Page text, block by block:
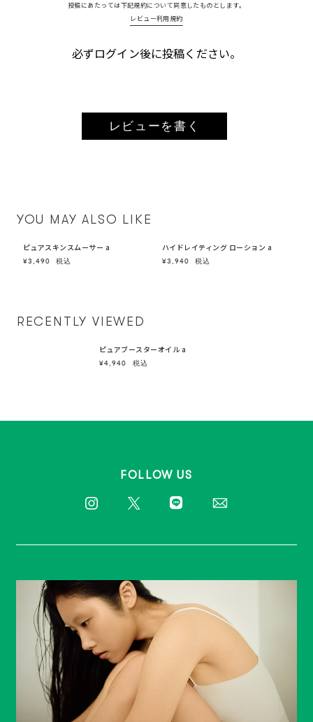
投稿にあたっては下記規約について同意したものとします。
レビュー利用規約
必ずログイン後に投稿ください。
レビューを書く
YOU MAY ALSO LIKE
ピュアスキンスムーサー a
¥3,490 税込
ハイドレイティング ローション a
¥3,940 税込
RECENTLY VIEWED
ピュアブースターオイル a
¥4,940 税込
FOLLOW US